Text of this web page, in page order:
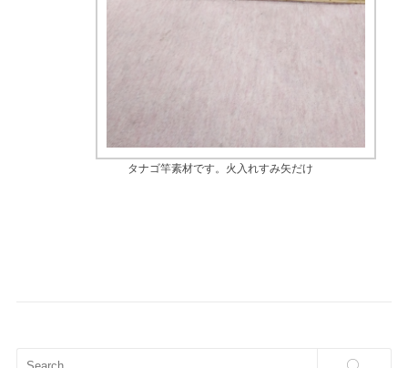
タナゴ竿素材です。火入れすみ矢だけ